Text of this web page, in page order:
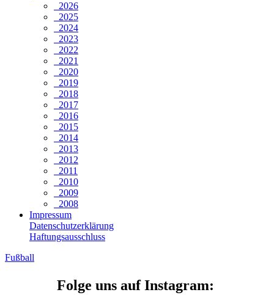
2026
2025
2024
2023
2022
2021
2020
2019
2018
2017
2016
2015
2014
2013
2012
2011
2010
2009
2008
Impressum
Datenschutzerklärung
Haftungsausschluss
Fußball
Folge uns auf Instagram: